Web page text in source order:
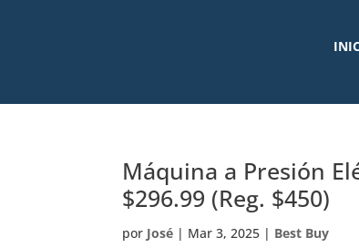
Máquina a Presión
$296.99 (Reg. $450)
por José | Mar 3, 2025 | Best Buy